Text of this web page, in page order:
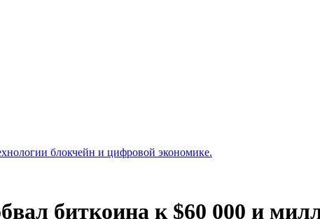
блокчейн и цифровой экономике.
биткоина к $60 000 и